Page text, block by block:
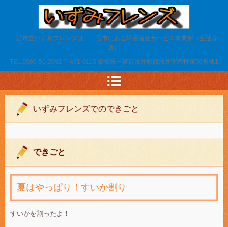
いずみフレンズ
一宮市立いずみフレンズは、一宮市にある障害福祉サービス事業所（生活介
護）
TEL.0586-51-2092 〒491-0113 愛知県一宮市浅井町西浅井字弐軒家50番地1
いずみフレンズでのできごと
できごと
夏はやっぱり！すいか割り
すいかを割ったよ！